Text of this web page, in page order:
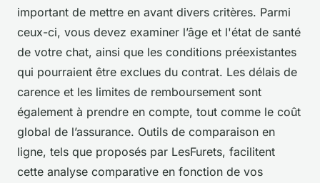
important de mettre en avant divers critères. Parmi
ceux-ci, vous devez examiner l’âge et l'état de santé
de votre chat, ainsi que les conditions préexistantes
qui pourraient être exclues du contrat. Les délais de
carence et les limites de remboursement sont
également à prendre en compte, tout comme le coût
global de l’assurance. Outils de comparaison en
ligne, tels que proposés par LesFurets, facilitent
cette analyse comparative en fonction de vos